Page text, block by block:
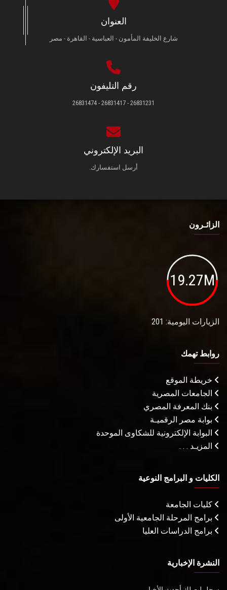
العنوان
شارع الخليفة المأمون - العباسية - القاهرة - مصر
رقم التليفون
26831231 - 26831417 - 26831474
البريد الإلكتروني
أرسل استفسارك.
الزائـرون
19.27M
الزيارات اليومية: 201
روابط تهمك
خريطة الموقع
الجامعات المصرية
بنك المعرفة المصري
بوابة مصر الرقميـة
البوابة الإلكترونية للشكاوى الموحدة
المزيـد . . .
الكليات و البرامج النوعية
كليات الجامعة
برامج المرحلة الجامعية الأولى
برامج الدراسات العليا
النشرة الإخبارية